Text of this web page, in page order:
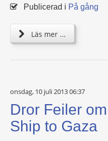
Publicerad i På gång
Läs mer ...
onsdag, 10 juli 2013 06:37
Dror Feiler
Ship to Gaza